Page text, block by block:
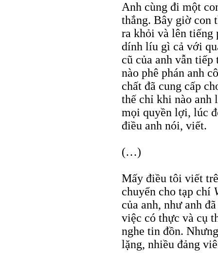
Anh cùng đi một
thắng. Bây giờ con
ra khỏi và lên tiếng
dính líu gì cả với
cũ của anh vẫn
nào phê phán anh
chất đã cung cấp
thế chỉ khi nào anh
mọi quyền lợi, lúc
điều anh nói, viết.
(…)
Mấy điều tôi viết
chuyển cho tạp chí
của anh, như anh
việc có thực và cụ
nghe tin đồn.
lặng, nhiều đảng